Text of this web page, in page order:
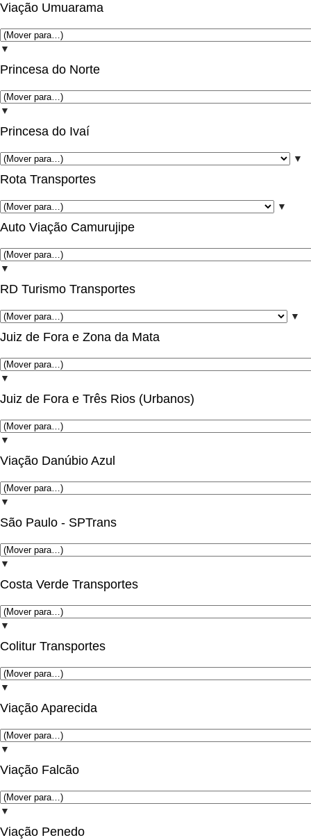
Viação Umuarama
▼
Princesa do Norte
▼
Princesa do Ivaí
▼
Rota Transportes
▼
Auto Viação Camurujipe
▼
RD Turismo Transportes
▼
Juiz de Fora e Zona da Mata
▼
Juiz de Fora e Três Rios (Urbanos)
▼
Viação Danúbio Azul
▼
São Paulo - SPTrans
▼
Costa Verde Transportes
▼
Colitur Transportes
▼
Viação Aparecida
▼
Viação Falcão
▼
Viação Penedo